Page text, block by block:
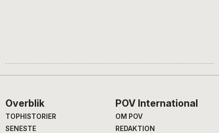
Footer
Overblik
TOPHISTORIER
SENESTE
POV International
OM POV
REDAKTION